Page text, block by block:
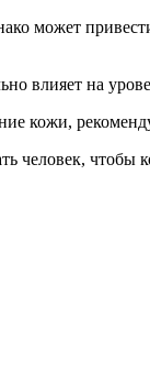
может
влияет на
кожи,
человек, чтобы